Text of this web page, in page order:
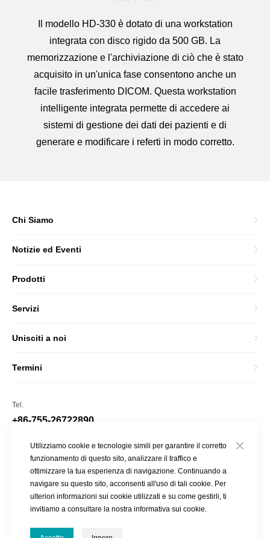
Il modello HD-330 è dotato di una workstation
integrata con disco rigido da 500 GB. La
memorizzazione e l'archiviazione di ciò che è stato
acquisito in un'unica fase consentono anche un
facile trasferimento DICOM. Questa workstation
intelligente integrata permette di accedere ai
sistemi di gestione dei dati dei pazienti e di
generare e modificare i referti in modo corretto.
Chi Siamo
Notizie ed Eventi
Prodotti
Servizi
Unisciti a noi
Termini
Tel.
+86-755-26722890
E-mail
market@sonoscape.net
Utilizziamo cookie e tecnologie simili per garantire il corretto
funzionamento di questo sito, analizzare il traffico e
ottimizzare la tua esperienza di navigazione. Continuando a
navigare su questo sito, acconsenti all'uso di tali cookie. Per
ulteriori informazioni sui cookie utilizzati e su come gestirli, ti
invitiamo a consultare la nostra informativa sui cookie.